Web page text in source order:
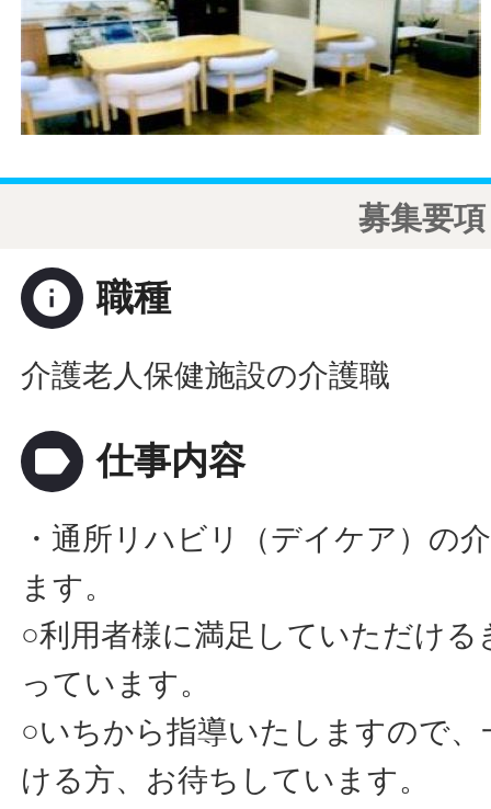
募集要項
info 職種
介護老人保健施設の介護職
label 仕事内容
・通所リハビリ（デイケア）の
ます。
○利用者様に満足していただけ
っています。
○いちから指導いたしますので
ける方、お待ちしています。